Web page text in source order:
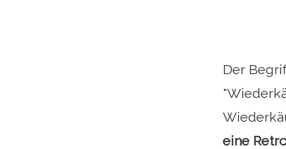
Der
eine